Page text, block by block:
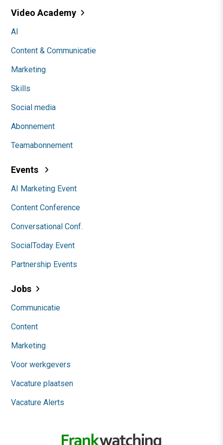
Video Academy
AI
Content & Communicatie
Marketing
Skills
Social media
Abonnement
Teamabonnement
Events
AI Marketing Event
Content Conference
Conversational Conf.
SocialToday Event
Partnership Events
Jobs
Communicatie
Content
Marketing
Voor werkgevers
Vacature plaatsen
Vacature Alerts